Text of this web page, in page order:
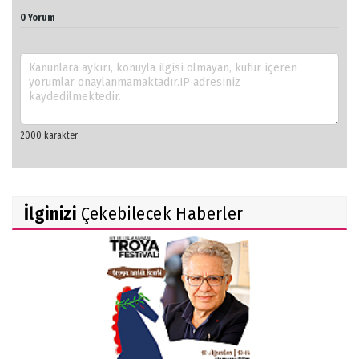
0 Yorum
İlginizi Çekebilecek Haberler